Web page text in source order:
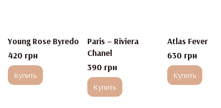
Young Rose Byredo
420 грн
Купить
Paris – Riviera
Chanel
390 грн
Купить
Atlas Fever
630 грн
Купить